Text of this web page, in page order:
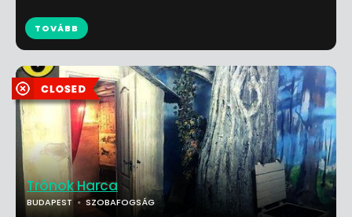
Trónok Harca
BUDAPEST SZOBAFOGSÁG
TOVÁBB